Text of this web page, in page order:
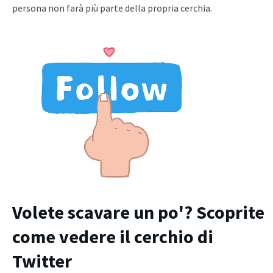
persona non farà più parte della propria cerchia.
Volete scavare un po'? Scoprite
come vedere il cerchio di
Twitter